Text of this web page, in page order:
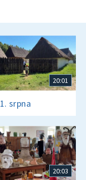
20:01
1. srpna
20:03